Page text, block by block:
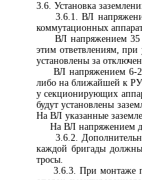
3.6. Установка
3.6.1. ВЛ
коммутационных
ВЛ напряжением 35
этим ответвлениям, при
установлены за
ВЛ напряжением 6-20
либо на ближайшей к
у секционирующих
будут установлены
На ВЛ указанные
На ВЛ напряжением до
3.6.2. Дополнительно
каждой бригады
тросы.
3.6.3. При монтаже